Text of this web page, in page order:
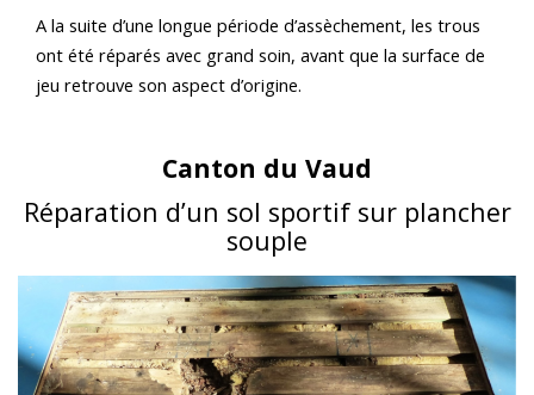
A la suite d’une longue période d’assèchement, les trous
ont été réparés avec grand soin, avant que la surface de
jeu retrouve son aspect d’origine.
Canton du Vaud
Réparation d’un sol sportif sur plancher
souple